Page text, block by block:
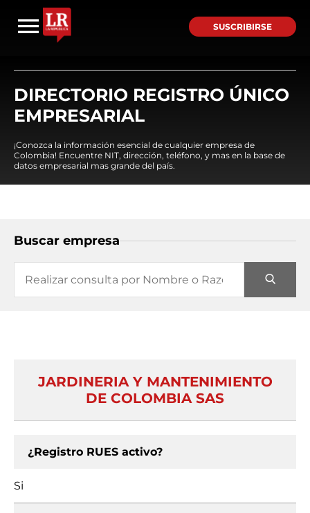
SUSCRIBIRSE
DIRECTORIO REGISTRO ÚNICO
EMPRESARIAL
¡Conozca la información esencial de cualquier empresa de
Colombia! Encuentre NIT, dirección, teléfono, y mas en la base de
datos empresarial mas grande del país.
Buscar empresa
JARDINERIA Y MANTENIMIENTO
DE COLOMBIA SAS
¿Registro RUES activo?
Si